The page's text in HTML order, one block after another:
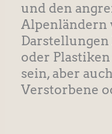
und den
Alpenländern
oder
sein, aber
Verstorbene